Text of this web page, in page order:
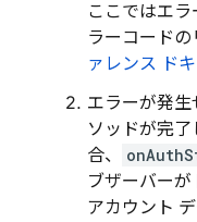
ここではエ
ラーコードの
ァレンス ド
エラーが発生
ソッドが完了
合、
ブザーバー
アカウント